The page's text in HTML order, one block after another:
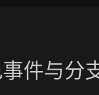
件与分